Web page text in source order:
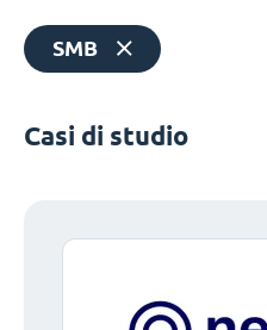
SMB
Casi di studio